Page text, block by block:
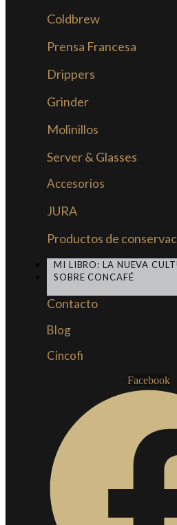
Coldbrew
Prensa Francesa
Drippers
Grinder
Molinillos
Server & Glasses
Accesorios
JURA
Productos de
MI LIBRO: LA NUEVA
SOBRE CONCAFÉ
Contacto
Blog
Cincofi
Facebook